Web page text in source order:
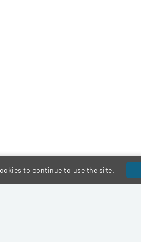
to continue to use the site.